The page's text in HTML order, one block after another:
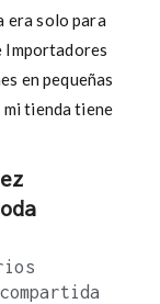
era solo para
Importadores
en pequeñas
tienda tiene